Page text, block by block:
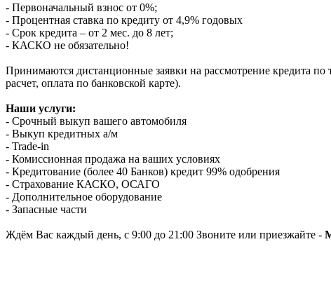
- Первоначальный взнос от 0%;
- Процентная ставка по кредиту от 4,9% годовых
- Срок кредита – от 2 мес. до 8 лет;
- КАСКО не обязательно!
Принимаются дистанционные заявки на рассмотрение кредита
расчет, оплата по банковской карте).
Наши услуги:
- Срочный выкуп вашего автомобиля
- Выкуп кредитных а/м
- Trade-in
- Комиссионная продажа на ваших условиях
- Кредитование (более 40 Банков) кредит 99% одобрения
- Страхование КАСКО, ОСАГО
- Дополнительное оборудование
- Запасные части
Ждём Вас каждый день, с 9:00 до 21:00 Звоните или приезжайте -